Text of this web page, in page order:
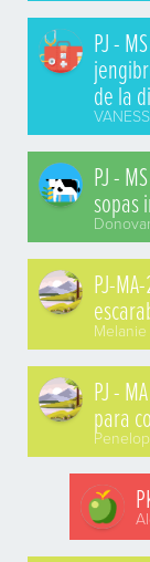
PJ -
de la
PJ -
sopas
PJ-
Melanie
PJ -
para